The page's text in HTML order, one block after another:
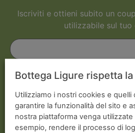
Iscriviti e ottieni subito un
utilizzabile sul tuo
nella nostra Privacy Policy
Bottega Ligure rispetta
Utilizziamo i nostri cookies e quelli
garantire la funzionalità del sito e
nostra piattaforma venga
esempio, rendere il processo di